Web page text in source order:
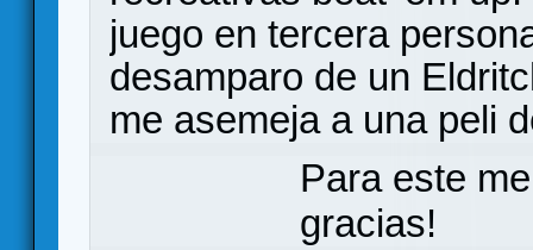
juego en tercera
desamparo de un
me asemeja a una peli
Para este
gracias!